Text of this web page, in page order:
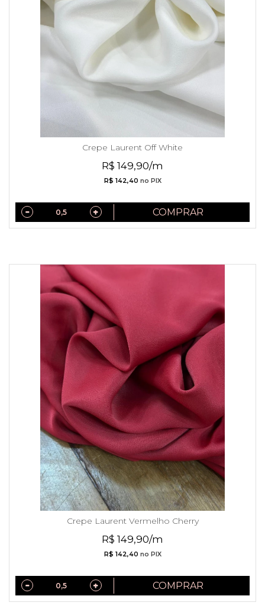
Crepe Laurent Off White
R$ 149,90/m
R$ 142,40 no PIX
COMPRAR
Crepe Laurent Vermelho Cherry
R$ 149,90/m
R$ 142,40 no PIX
COMPRAR